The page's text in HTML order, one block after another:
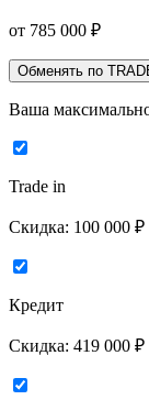
от 785 000 ₽
Обменять по
Ваша
Trade in
Скидка: 100 000 ₽
Кредит
Скидка: 419 000 ₽